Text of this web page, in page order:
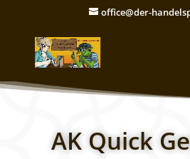
office@der-
AK Quick